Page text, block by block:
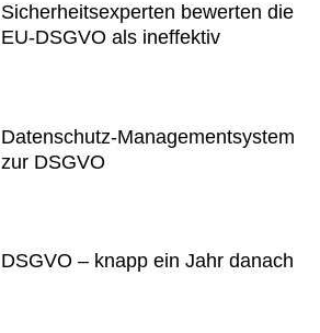
Sicherheitsexperten bewerten die
EU-DSGVO als ineffektiv
Datenschutz-Managementsystem
zur DSGVO
DSGVO – knapp ein Jahr danach